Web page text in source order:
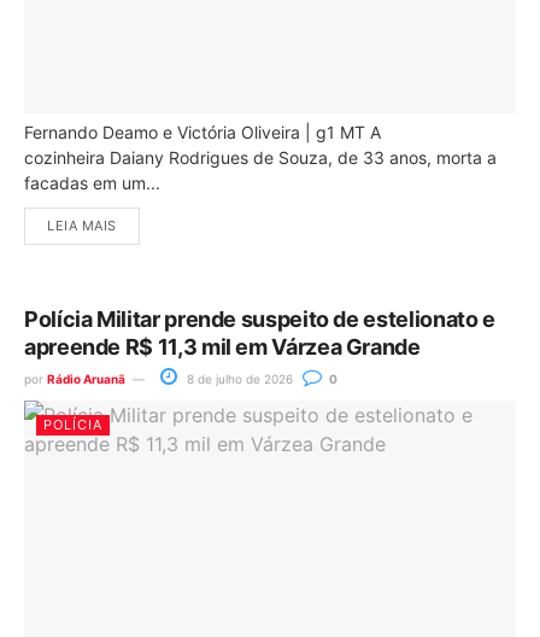
Fernando Deamo e Victória Oliveira | g1 MT A
cozinheira Daiany Rodrigues de Souza, de 33 anos, morta a
facadas em um...
LEIA MAIS
Polícia Militar prende suspeito de estelionato e
apreende R$ 11,3 mil em Várzea Grande
por Rádio Aruanã 8 de julho de 2026 0
POLÍCIA